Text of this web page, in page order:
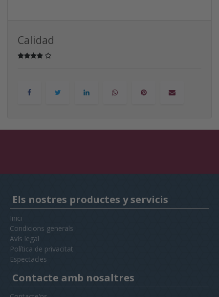
Calidad
Els nostres productes y servicis
Inici
Condicions generals
Avís legal
Política de privacitat
Espectacles
Contacte amb nosaltres